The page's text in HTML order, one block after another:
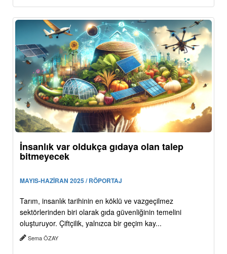
İnsanlık var oldukça gıdaya olan talep
bitmeyecek
MAYIS-HAZİRAN 2025 / RÖPORTAJ
Tarım, insanlık tarihinin en köklü ve vazgeçilmez
sektörlerinden biri olarak gıda güvenliğinin temelini
oluşturuyor. Çiftçilik, yalnızca bir geçim kay...
Sema ÖZAY